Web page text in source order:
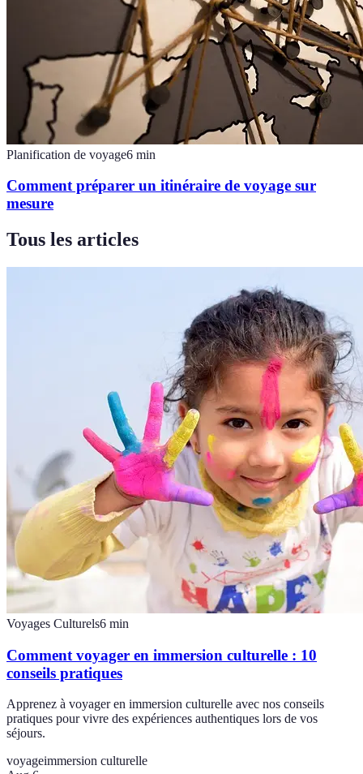
Planification de voyage6 min
Comment préparer un itinéraire de voyage sur
mesure
Tous les articles
Voyages Culturels6 min
Comment voyager en immersion culturelle : 10
conseils pratiques
Apprenez à voyager en immersion culturelle avec nos conseils
pratiques pour vivre des expériences authentiques lors de vos
séjours.
voyageimmersion culturelle